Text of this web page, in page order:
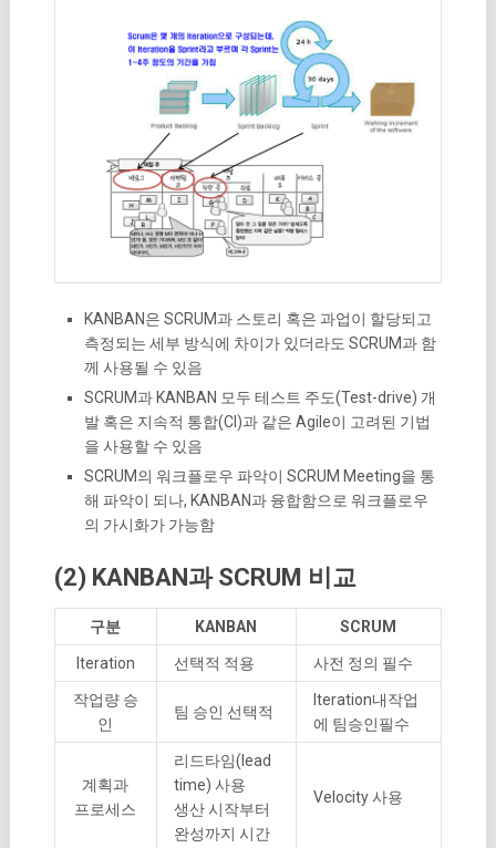
KANBAN은 SCRUM과 스토리 혹은 과업이 할당되고
측정되는 세부 방식에 차이가 있더라도 SCRUM과 함
께 사용될 수 있음
SCRUM과 KANBAN 모두 테스트 주도(Test-drive) 개
발 혹은 지속적 통합(CI)과 같은 Agile이 고려된 기법
을 사용할 수 있음
SCRUM의 워크플로우 파악이 SCRUM Meeting을 통
해 파악이 되나, KANBAN과 융합함으로 워크플로우
의 가시화가 가능함
(2) KANBAN과 SCRUM 비교
구분 KANBAN SCRUM
Iteration 선택적 적용 사전 정의 필수
작업량 승
인
팀 승인 선택적
Iteration내작업
에 팀승인필수
계획과
프로세스
리드타임(lead
time) 사용
생산 시작부터
완성까지 시간
Velocity 사용